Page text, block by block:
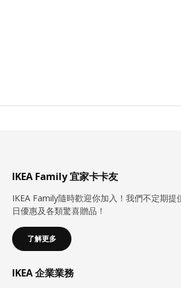
IKEA Family 宜家卡卡友
IKEA Family隨時歡迎你加入！我們不定期提
日優惠及各類驚喜贈品！
了解更多
IKEA 企業業務